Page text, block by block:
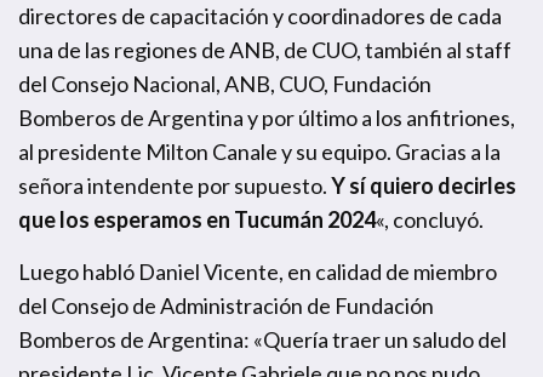
directores de capacitación y coordinadores de cada
una de las regiones de ANB, de CUO, también al staff
del Consejo Nacional, ANB, CUO, Fundación
Bomberos de Argentina y por último a los anfitriones,
al presidente Milton Canale y su equipo. Gracias a la
señora intendente por supuesto.Y sí quiero decirles
que los esperamos en Tucumán 2024«, concluyó.
Luego habló Daniel Vicente, en calidad de miembro
del Consejo de Administración de Fundación
Bomberos de Argentina: «Quería traer un saludo del